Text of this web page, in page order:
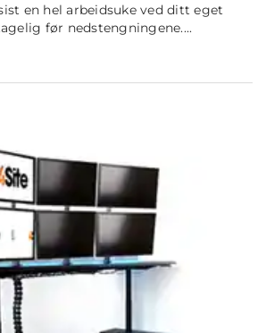
en hel arbeidsuke ved ditt eget
før nedstengningene....